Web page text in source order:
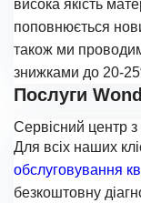
висока якість
поповнюється
також ми
знижками до 20-
Послуги
Сервісний центр
Для всіх наших
обслуговування
безкоштовну